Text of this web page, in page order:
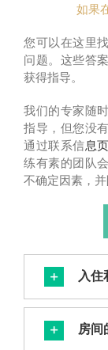
如果
您可以在这里
问题。这些答
获得指导。
我们的专家随
指导，但您没
通过联系信息页
练有素的团队
不确定因素，
入住
房间